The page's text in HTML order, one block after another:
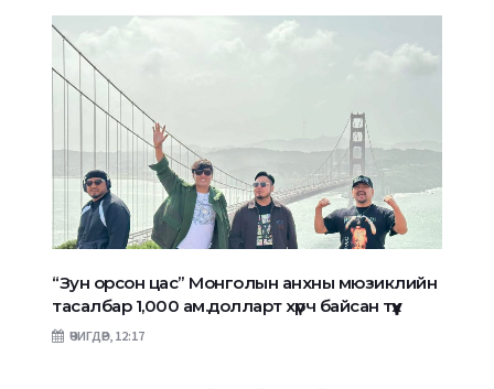
“Зун орсон цас” Монголын анхны мюзиклийн
тасалбар 1,000 ам.долларт хүрч байсан түүх
ӨЧИГДӨР, 12:17